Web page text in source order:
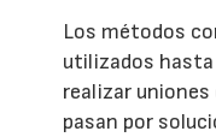
Los métodos
utilizados hasta
realizar
pasan por